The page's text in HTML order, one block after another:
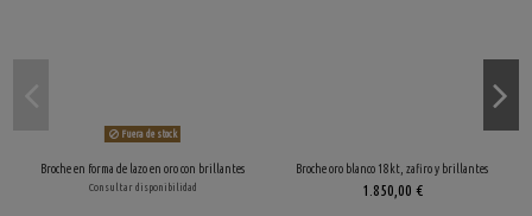
Fuera de stock
Broche en forma de lazo en oro con brillantes
Consultar disponibilidad
Broche oro blanco 18kt, zafiro y brillantes
1.850,00 €